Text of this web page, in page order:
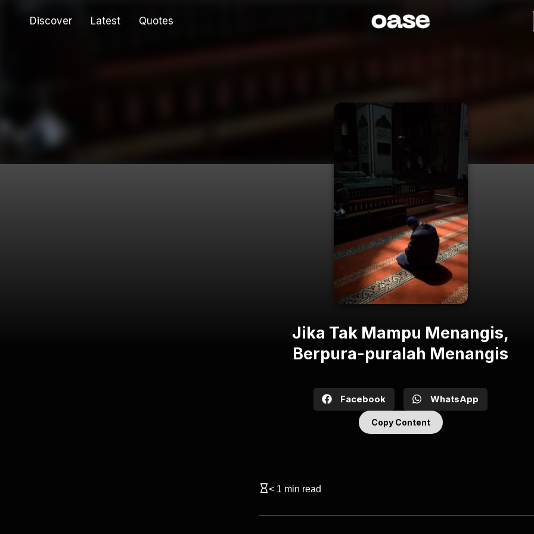
Discover Latest Quotes
Jika Tak Mampu Menangis,
Berpura-puralah Menangis
Facebook WhatsApp
Copy Content
< 1 min read